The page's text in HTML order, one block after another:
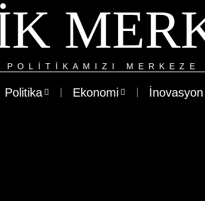
POLITIKAMIZI
Politika Ekonomi İnovasyon